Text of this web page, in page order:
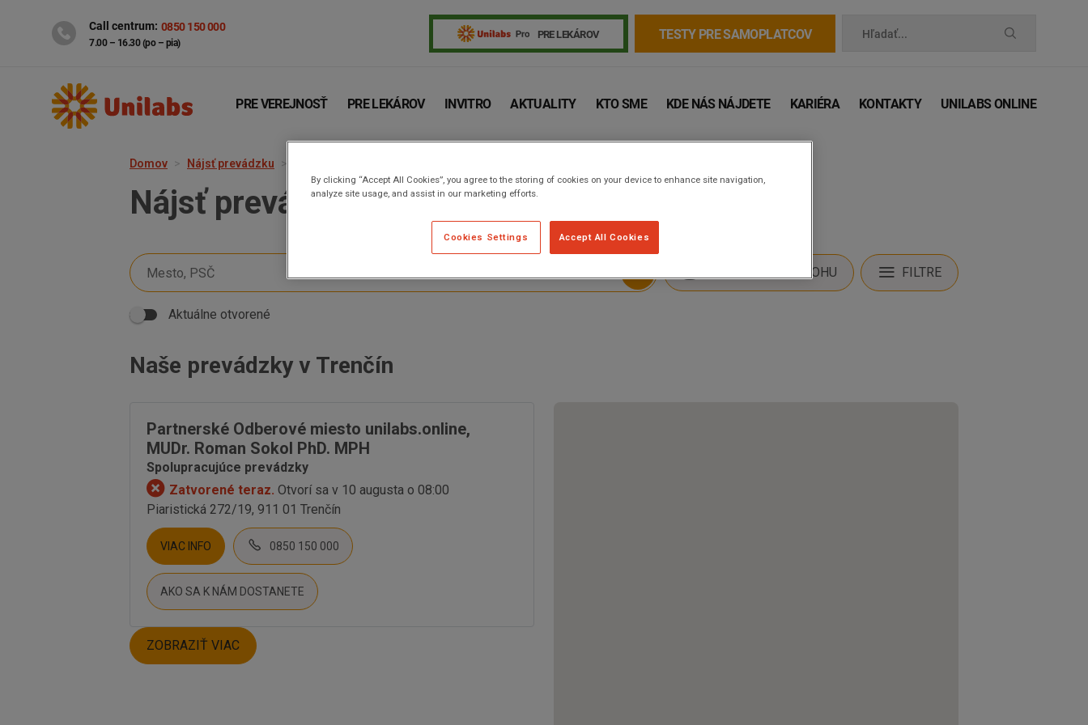
Call centrum: 0850 150 000
7.00 – 16.30 (po – pia)
PRE LEKÁROV TESTY PRE SAMOPLATCOV Hľadať...
PRE VEREJNOSŤ PRE LEKÁROV INVITRO AKTUALITY KTO SME KDE NÁS NÁJDETE KARIÉRA KONTAKTY UNILABS ONLINE
Domov Nájsť prevádzku
Nájsť prevádzku
ZISTIŤ MOJU POLOHU FILTRE
Aktuálne otvorené
Naše prevádzky v Trenčín
Partnerské Odberové miesto unilabs.online,
MUDr. Roman Sokol PhD. MPH
Spolupracujúce prevádzky
Zatvorené teraz. Otvorí sa v 10 augusta o 08:00
Piaristická 272/19, 911 01 Trenčín
VIAC INFO 0850 150 000
AKO SA K NÁM DOSTANETE
ZOBRAZIŤ VIAC
By clicking “Accept All Cookies”, you agree to the storing of cookies on your device to enhance site navigation,
analyze site usage, and assist in our marketing efforts.
Accept All Cookies
Cookies Settings